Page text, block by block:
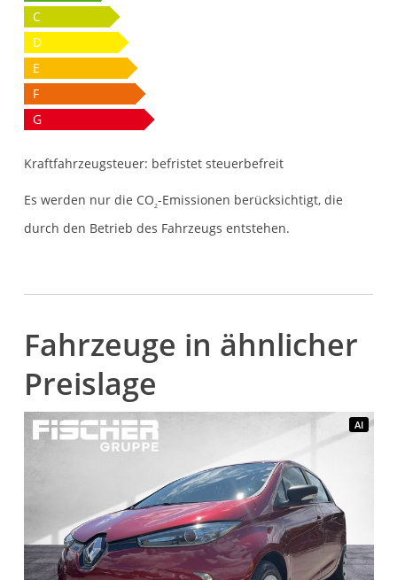
C
D
E
F
G
Kraftfahrzeugsteuer: befristet steuerbefreit
Es werden nur die CO2-Emissionen berücksichtigt, die
durch den Betrieb des Fahrzeugs entstehen.
Fahrzeuge in ähnlicher
Preislage
AI